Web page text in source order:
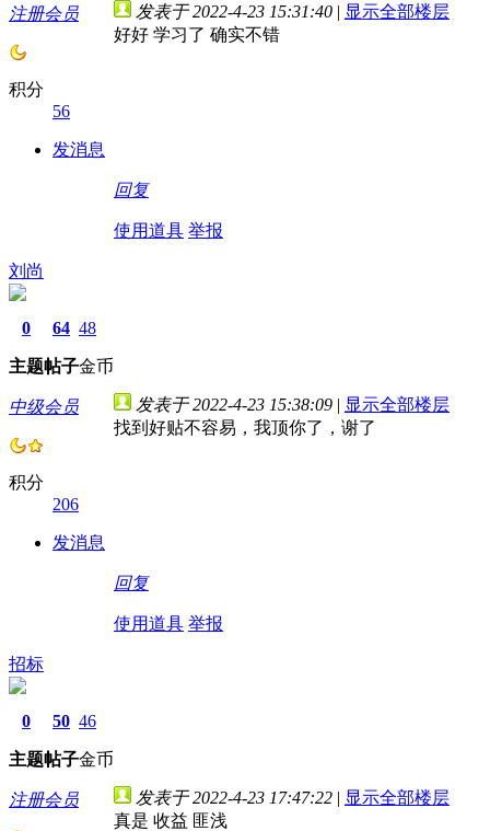
注册会员
积分
56
发消息
发表于 2022-4-23 15:31:40 | 显示全部楼层
好好 学习了 确实不错
回复
使用道具 举报
刘尚
0
主题
64
帖子
48
金币
中级会员
积分
206
发消息
发表于 2022-4-23 15:38:09 | 显示全部楼层
找到好贴不容易，我顶你了，谢了
回复
使用道具 举报
招标
0
主题
50
帖子
46
金币
注册会员 发表于 2022-4-23 17:47:22 | 显示全部楼层
真是 收益 匪浅